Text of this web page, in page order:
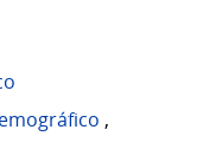
,